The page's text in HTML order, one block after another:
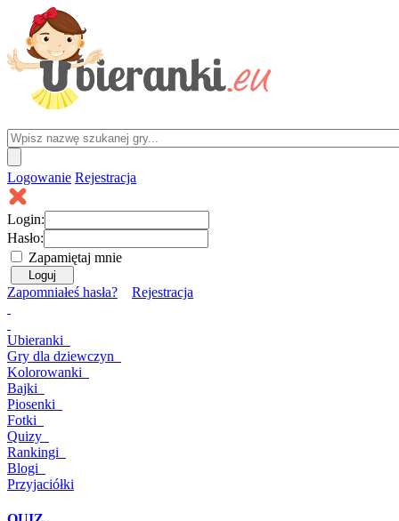
Logowanie Rejestracja
Login:
Hasło:
Zapamiętaj mnie
Zapomniałeś hasła? Rejestracja
Ubieranki
Gry dla dziewczyn
Kolorowanki
Bajki
Piosenki
Fotki
Quizy
Rankingi
Blogi
Przyjaciółki